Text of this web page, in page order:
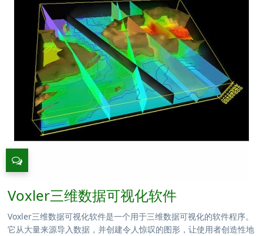
Voxler三维数据可视化软件
Voxler三维数据可视化软件是一个用于三维数据可视化的软件程序。
它从大量来源导入数据，并创建令人惊叹的图形，让使用者创造性地